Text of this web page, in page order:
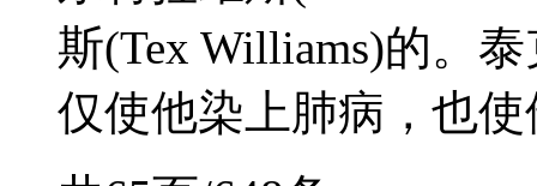
斯(Tex Williams)的。
仅使他染上肺病，也